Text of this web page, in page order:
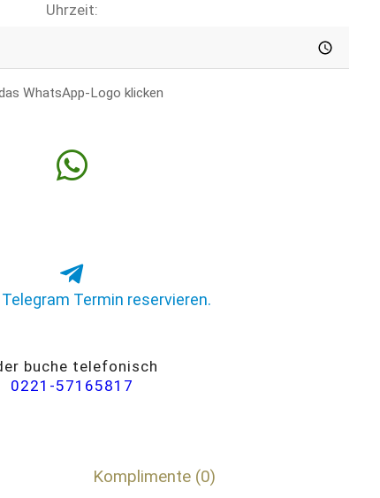
Uhrzeit:
WhatsApp-Logo klicken
Telegram Termin reservieren.
buche telefonisch
0221-57165817
Komplimente (0)